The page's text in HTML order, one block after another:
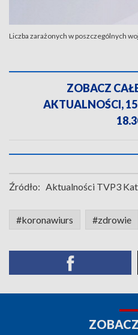
Liczba zarażonych w poszczególnych
ZOBACZ
AKTUALNOŚCI,
Źródło: Aktualności TVP3
#koronawiurs #zdrowie